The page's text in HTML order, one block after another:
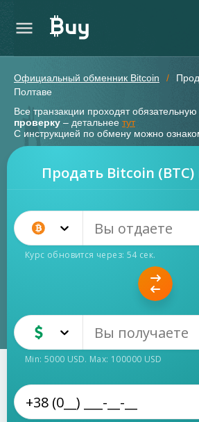
Официальный обменник Bitcoin
Полтаве
Все транзакции проходят обязательную
проверку – детальнее тут
С инструкцией по обмену можно
Продать Bitcoin
Bitcoin (BTC)
Курс обновится через: 54 сек.
Наличные USD
Min: 5000 USD. Max: 100000 USD